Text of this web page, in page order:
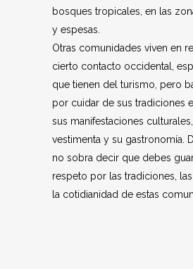
bosques tropicales, en las
y espesas.
Otras comunidades viven en
cierto contacto occidental,
que tienen del turismo, pero
por cuidar de sus tradiciones
sus manifestaciones
vestimenta y su gastronomía.
no sobra decir que debes
respeto por las tradiciones,
la cotidianidad de estas